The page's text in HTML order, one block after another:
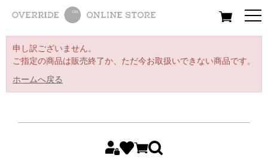
All Women Men
申し訳ございません。
ご指定の商品は販売終了か、ただ今お取扱いできない商品です。
ホームへ戻る